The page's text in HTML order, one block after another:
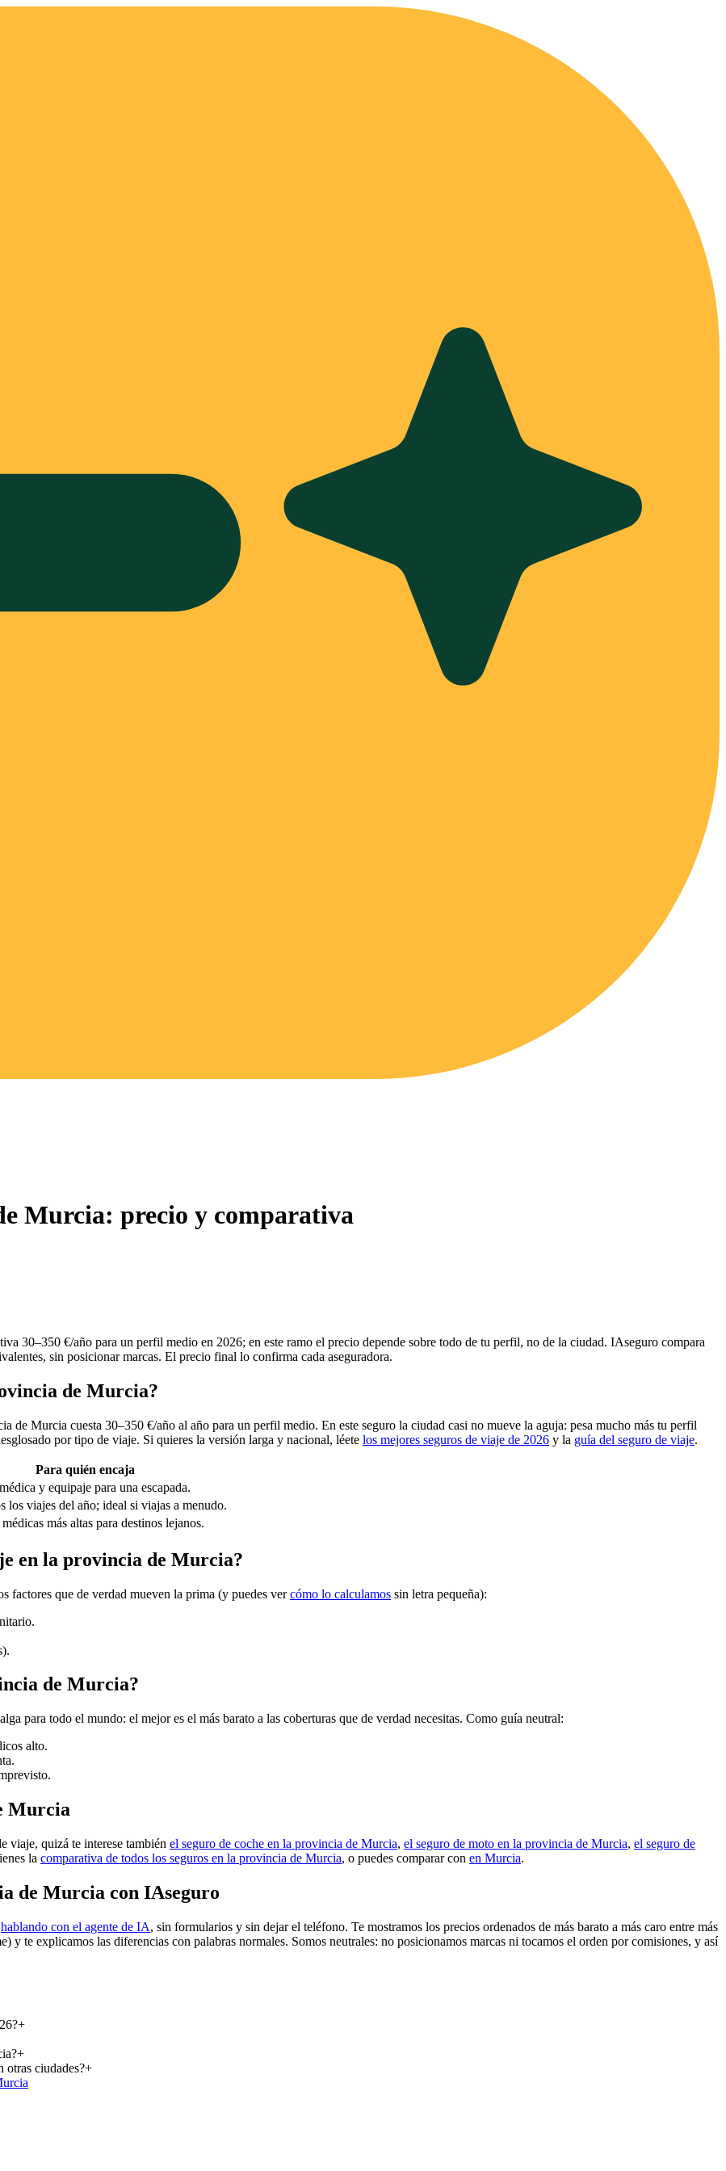
Murcia: precio y comparativa
30–350 €/año para un perfil medio en 2026; en este ramo el precio depende sobre todo de tu perfil, no de la ciudad. IAseguro compara
sin posicionar marcas. El precio final lo confirma cada aseguradora.
de Murcia?
de Murcia cuesta 30–350 €/año al año para un perfil medio. En este seguro la ciudad casi no mueve la aguja: pesa mucho más tu perfil
por tipo de viaje. Si quieres la versión larga y nacional, léete los mejores seguros de viaje de 2026 y la guía del seguro de viaje.
Para quién encaja
y equipaje para una escapada.
los viajes del año; ideal si viajas a menudo.
más altas para destinos lejanos.
en la provincia de Murcia?
factores que de verdad mueven la prima (y puedes vercómo lo calculamos sin letra pequeña):
de Murcia?
para todo el mundo: el mejor es el más barato a las coberturas que de verdad necesitas. Como guía neutral:
alto.
Murcia
viaje, quizá te interese también el seguro de coche en la provincia de Murcia, el seguro de moto en la provincia de Murcia, el seguro de
la comparativa de todos los seguros en la provincia de Murcia, o puedes comparar con en Murcia.
de Murcia con IAseguro
hablando con el agente de IA, sin formularios y sin dejar el teléfono. Te mostramos los precios ordenados de más barato a más caro entre más
y te explicamos las diferencias con palabras normales. Somos neutrales: no posicionamos marcas ni tocamos el orden por comisiones, y así
+
+
otras ciudades?+